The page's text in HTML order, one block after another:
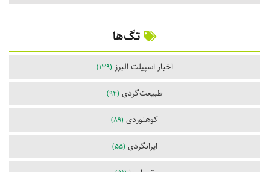
تگ‌ها
اخبار اسپیلت البرز (139)
طبیعت‌گردی (94)
کوهنوردی (89)
ایرانگردی (55)